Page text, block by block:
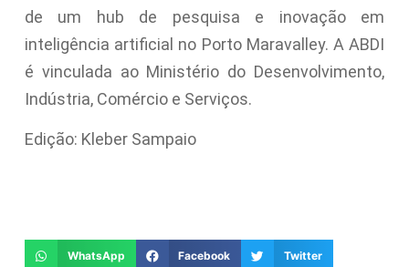
de um hub de pesquisa e inovação em
inteligência artificial no Porto Maravalley. A ABDI
é vinculada ao Ministério do Desenvolvimento,
Indústria, Comércio e Serviços.
Edição: Kleber Sampaio
WhatsApp Facebook Twitter